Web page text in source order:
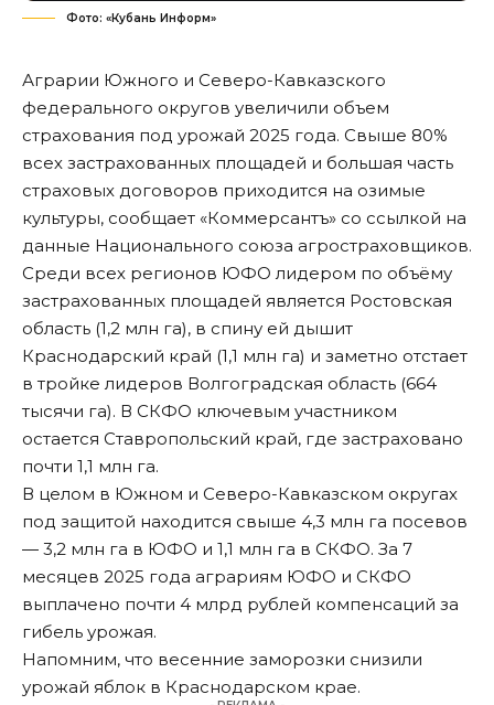
Фото: «Кубань Информ»
Аграрии Южного и Северо-Кавказского
федерального округов увеличили объем
страхования под урожай 2025 года. Свыше 80%
всех застрахованных площадей и большая часть
страховых договоров приходится на озимые
культуры, сообщает «Коммерсантъ» со ссылкой на
данные Национального союза агростраховщиков.
Среди всех регионов ЮФО лидером по объёму
застрахованных площадей является Ростовская
область (1,2 млн га), в спину ей дышит
Краснодарский край (1,1 млн га) и заметно отстает
в тройке лидеров Волгоградская область (664
тысячи га). В СКФО ключевым участником
остается Ставропольский край, где застраховано
почти 1,1 млн га.
В целом в Южном и Северо-Кавказском округах
под защитой находится свыше 4,3 млн га посевов
— 3,2 млн га в ЮФО и 1,1 млн га в СКФО. За 7
месяцев 2025 года аграриям ЮФО и СКФО
выплачено почти 4 млрд рублей компенсаций за
гибель урожая.
Напомним, что весенние заморозки снизили
урожай яблок в Краснодарском крае.